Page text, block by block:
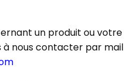
un produit ou votre
à nous contacter par mail